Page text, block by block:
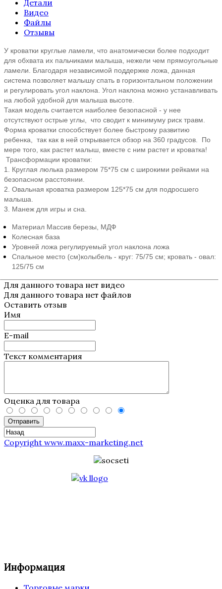
Детали
Видео
Файлы
Отзывы
У кроватки круглые ламели, что анатомически более подходит
для обхвата их пальчиками малыша, нежели чем прямоугольные
ламели. Благодаря независимой поддержке ложа, данная
система позволяет малышу спать в горизонтальном положении
и регулировать угол наклона. Угол наклона можно устанавливать
на любой удобной для малыша высоте.
Такая модель считается наиболее безопасной - у нее
отсутствуют острые углы, что сводит к минимуму риск травм.
Форма кроватки способствует более быстрому развитию
ребенка, так как в ней открывается обзор на 360 градусов. По
мере того, как растет малыш, вместе с ним растет и кроватка!
Трансформации кроватки:
1. Круглая люлька размером 75*75 см с широкими рейками на
безопасном расстоянии.
2. Овальная кроватка размером 125*75 см для подросшего
малыша.
3. Манеж для игры и сна.
Материал Массив березы, МДФ
Колесная база
Уровней ложа регулируемый угол наклона ложа
Спальное место (см)колыбель - круг: 75/75 см; кровать - овал:
125/75 см
Для данного товара нет видео
Для данного товара нет файлов
Оставить отзыв
Имя
E-mail
Текст комментария
Оценка для товара
Отправить
Copyright www.maxx-marketing.net
Информация